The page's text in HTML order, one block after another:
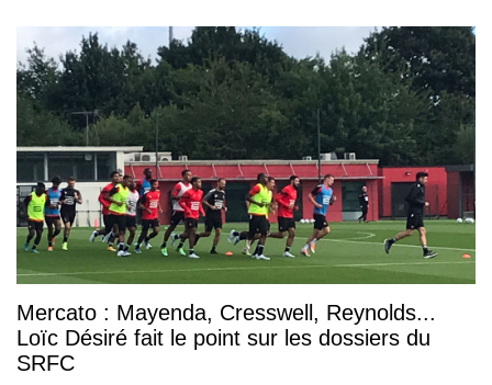
Mercato : Mayenda, Cresswell, Reynolds...
Loïc Désiré fait le point sur les dossiers du
SRFC